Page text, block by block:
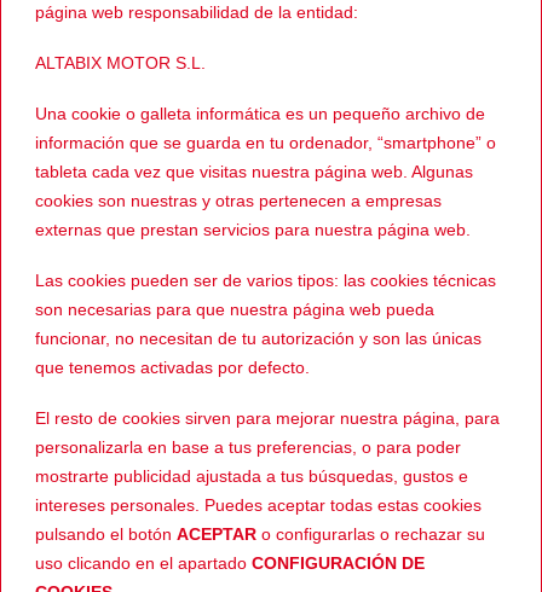
página web responsabilidad de la entidad:
ALTABIX MOTOR S.L.
Una cookie o galleta informática es un pequeño archivo de
información que se guarda en tu ordenador, “smartphone” o
tableta cada vez que visitas nuestra página web. Algunas
cookies son nuestras y otras pertenecen a empresas
externas que prestan servicios para nuestra página web.
Las cookies pueden ser de varios tipos: las cookies técnicas
son necesarias para que nuestra página web pueda
funcionar, no necesitan de tu autorización y son las únicas
que tenemos activadas por defecto.
El resto de cookies sirven para mejorar nuestra página, para
personalizarla en base a tus preferencias, o para poder
mostrarte publicidad ajustada a tus búsquedas, gustos e
intereses personales. Puedes aceptar todas estas cookies
pulsando el botón ACEPTAR o configurarlas o rechazar su
uso clicando en el apartado CONFIGURACIÓN DE
Enlace al perfil de Wallapop
Ver más MONOS
PRODUCTOS RELACIONADOS
HOMBRE